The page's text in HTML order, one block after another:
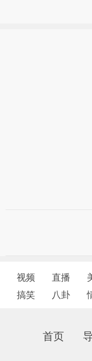
视频 直播
搞笑
八卦
首页